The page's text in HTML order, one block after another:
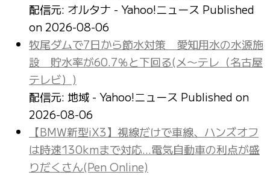
配信元: オルタナ - Yahoo!ニュース Published
on 2026-08-06
牧尾ダムで7日から節水対策 愛知用水の水源施
設 貯水率が60.7％と下回る(メ〜テレ（名古屋
テレビ）)
配信元: 地域 - Yahoo!ニュース Published on
2026-08-06
【BMW新型iX3】視線だけで車線、ハンズオフ
は時速130kmまで対応…電気自動車の利点が盛
りだくさん(Pen Online)